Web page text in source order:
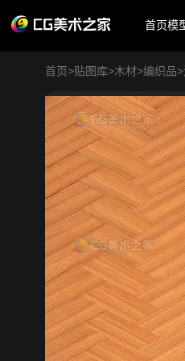
首页模
首页>贴图库>木材>编织品>